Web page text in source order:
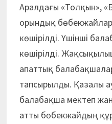
Аралдағы «Толқын»,
орындық
көшірілді. Үшінші
көшірілді.
апаттық
тапсырылды. Қазалы
балабақша мектеп
атты бөбек­жайдың